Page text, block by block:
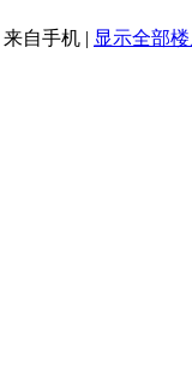
来自手机 | 显示全部